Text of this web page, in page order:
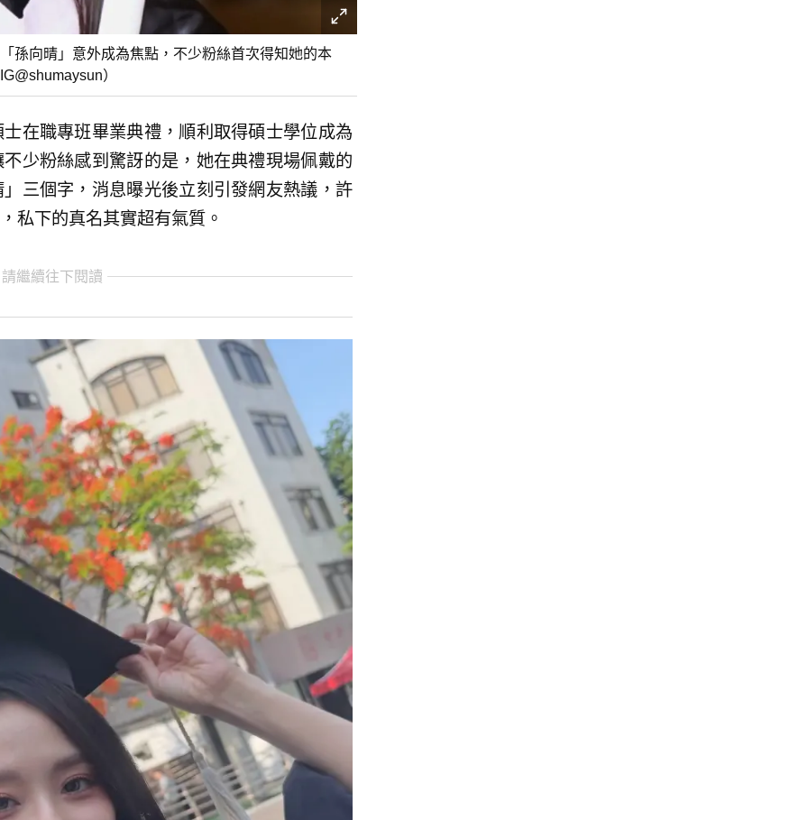
孫向晴」意外成為焦點，不少粉絲首次得知她的本
）
在職專班畢業典禮，順利取得碩士學位成為
少粉絲感到驚訝的是，她在典禮現場佩戴的
三個字，消息曝光後立刻引發網友熱議，許
私下的真名其實超有氣質。
繼續往下閱讀